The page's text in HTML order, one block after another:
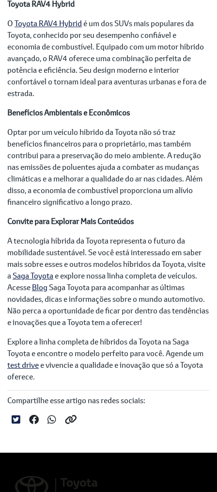
Toyota RAV4 Hybrid
OToyota RAV4 Hybridé um dos SUVs mais populares da
Toyota, conhecido por seu desempenho confiável e
economia de combustível. Equipado com um motor híbrido
avançado, o RAV4 oferece uma combinação perfeita de
potência e eficiência. Seu design moderno e interior
confortável o tornam ideal para aventuras urbanas e fora de
estrada.
Benefícios Ambientais e Econômicos
Optar por um veículo híbrido da Toyota não só traz
benefícios financeiros para o proprietário, mas também
contribui para a preservação do meio ambiente. A redução
nas emissões de poluentes ajuda a combater as mudanças
climáticas e a melhorar a qualidade do ar nas cidades. Além
disso, a economia de combustível proporciona um alívio
financeiro significativo a longo prazo.
Convite para Explorar Mais Conteúdos
A tecnologia híbrida da Toyota representa o futuro da
mobilidade sustentável. Se você está interessado em saber
mais sobre esses e outros modelos híbridos da Toyota, visite
aSaga Toyotae explore nossa linha completa de veículos.
AcesseBlogSaga Toyota para acompanhar as últimas
novidades, dicas e informações sobre o mundo automotivo.
Não perca a oportunidade de ficar por dentro das tendências
e inovações que a Toyota tem a oferecer!
Explore a linha completa de híbridos da Toyota na Saga
Toyota e encontre o modelo perfeito para você. Agende um
test drivee vivencie a qualidade e inovação que só a Toyota
oferece.
Compartilhe esse artigo nas redes sociais: